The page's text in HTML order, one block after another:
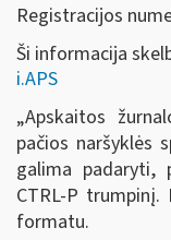
Registracijos
Ši informacija
i.APS
„Apskaitos
pačios naršyklės
galima padaryti,
CTRL-P trumpinį.
formatu.